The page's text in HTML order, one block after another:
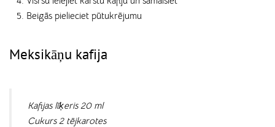
Beigās pielieciet pūtukrējumu
Meksikāņu kafija
Kafijas līķeris 20 ml
Cukurs 2 tējkarotes